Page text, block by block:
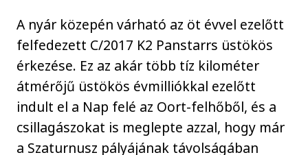
A nyár közepén várható az öt évvel ezelőtt
felfedezett C/2017 K2 Panstarrs üstökös
érkezése. Ez az akár több tíz kilométer
átmérőjű üstökös évmilliókkal ezelőtt
indult el a Nap felé az Oort-felhőből, és a
csillagászokat is meglepte azzal, hogy már
a Szaturnusz pályájának távolságában